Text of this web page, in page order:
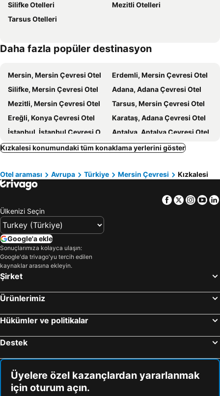
Casalita Hotel
Denizkumu Hotel
OTEL CAN
Queenaba Hotel & Beach
Süzer Resort Hotel
La Pigna Hotel&Spa
Minerva Hotel Kızkalesi
Palmiye Otel 2
Bir Umut
Hotel Seymen
has hotel
Angle Saadet
Mette Otel
Silifke Otelleri
Mezitli Otelleri
Tarsus Otelleri
Daha fazla popüler destinasyon
Mersin, Mersin Çevresi Otel
Erdemli, Mersin Çevresi Otel
Silifke, Mersin Çevresi Otel
Adana, Adana Çevresi Otel
Mezitli, Mersin Çevresi Otel
Tarsus, Mersin Çevresi Otel
Ereğli, Konya Çevresi Otel
Karataş, Adana Çevresi Otel
İstanbul, İstanbul Çevresi Otel
Antalya, Antalya Çevresi Otel
Alanya, Antalya Çevresi Otel
Kuşadası, Aydın Çevresi Otel
Bodrum, Muğla Çevresi Otel
Fethiye, Muğla Çevresi Otel
Ankara, Ankara Çevresi Otel
Kızkalesi konumundaki tüm konaklama yerlerini göster
Otel araması Avrupa Türkiye Mersin Çevresi Kızkalesi
Facebook
Twitter
Ülkenizi Seçin
Google'a ekle
Sonuçlarımıza kolayca ulaşın:
Google'da trivago'yu tercih edilen
kaynaklar arasına ekleyin.
Şirket
Ürünlerimiz
Hükümler ve politikalar
Destek
Üyelere özel kazançlardan yararlanmak
için oturum açın.